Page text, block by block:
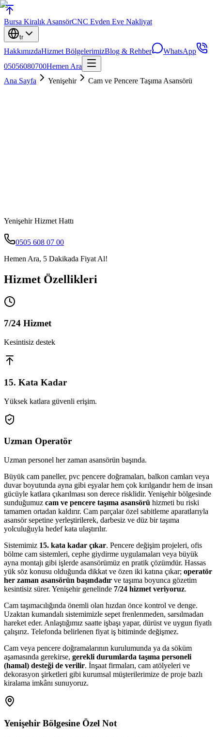
Bursa Kiralık AsansörCNC Evden Eve Nakliyat
tr
HakkımızdaHizmet BölgelerimizBlog & Rehber
WhatsApp
05056080700Hemen Ara
Ana Sayfa
Yenişehir Cam ve Pencere Taşıma Asansörü
YenişehirHizmet Hattı
0505 608 07 00
Hemen Ara, 5 Dakikada Fiyat Al!
Hizmet Özellikleri
7/24 Hizmet
Kesintisiz destek
15. Kata Kadar
Yüksek katlara güvenli erişim.
Uzman Operatör
Uzman personel her zaman asansörün başında.
Büyük cam paneller, pvc pencere doğramaları, balkon camları veya
duvar boyutunda ayna gibi eşyalar hem çok kırılgandır hem de insan
gücüyle katlara çıkarılması son derece risklidir. Yenişehir bölgesinde
sunduğumuz cam ve pencere taşıma asansörü hizmeti bu riski
tamamen ortadan kaldırır. Cam parçalar özel sabitleme aparatlarıyla
asansör sepetine yerleştirilerek, darbesiz ve düz bir taşıma
yolculuğuyla hedef kata ulaştırılır.
Sistemimiz 15. kata kadar çıkar. Pencere değişim projeleri, ofis
bölme cam sistemleri, cephe giydirme uygulamaları veya büyük
ayna montajı gibi işlerde asansörümüz en pratik çözümdür. Hassas
yük söz konusu olduğunda dikkat ve özen iki katına çıkar; operatör
her zaman asansörün başındadır ve taşıma boyunca gözetim
kesintisiz sürer. Yenişehir genelinde 7/24 hizmet veriyoruz.
Cam taşımacılığında önemli olan hızdan önce kontrol ve denge.
Uzaktan kumandalı sistemimizle sepet frenlenmeden, sarsılmadan
hareket eder. Anlaştığımız saatte işbaşı yapar, dürüst ve uygun fiyatlı
çalışırız. Telefonda belirlenen fiyat iş bitiminde değişmez.
Cam veya pencere doğramalarının kurulumunda ya da söküm
aşamasında gerekirse, gerekli durumlarda taşıma personeli
(hamal) desteği de verilir. İnşaat firmaları, cam atölyeleri ve
dekorasyon şirketleri gibi kurumsal müşterilerimize de proje bazlı
kiralama imkânı sunuyoruz.
Yenişehir Bölgesine Özel Not